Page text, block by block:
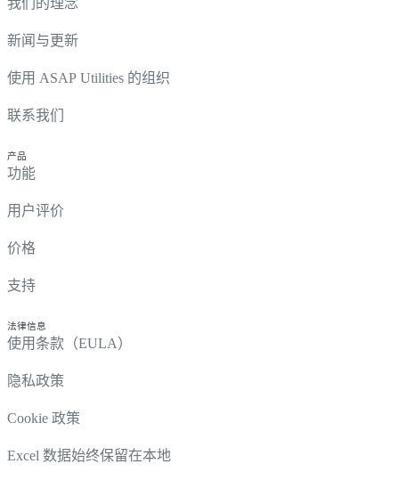
我们的理念
新闻与更新
使用 ASAP Utilities 的组织
联系我们
产品
功能
用户评价
价格
支持
法律信息
使用条款（EULA）
隐私政策
Cookie 政策
Excel 数据始终保留在本地